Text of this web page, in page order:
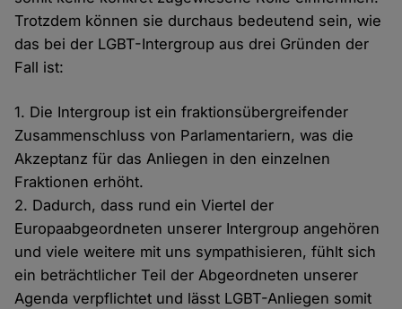
Trotzdem können sie durchaus bedeutend sein, wie
das bei der LGBT-Intergroup aus drei Gründen der
Fall ist:
1. Die Intergroup ist ein fraktionsübergreifender
Zusammenschluss von Parlamentariern, was die
Akzeptanz für das Anliegen in den einzelnen
Fraktionen erhöht.
2. Dadurch, dass rund ein Viertel der
Europaabgeordneten unserer Intergroup angehören
und viele weitere mit uns sympathisieren, fühlt sich
ein beträchtlicher Teil der Abgeordneten unserer
Agenda verpflichtet und lässt LGBT-Anliegen somit